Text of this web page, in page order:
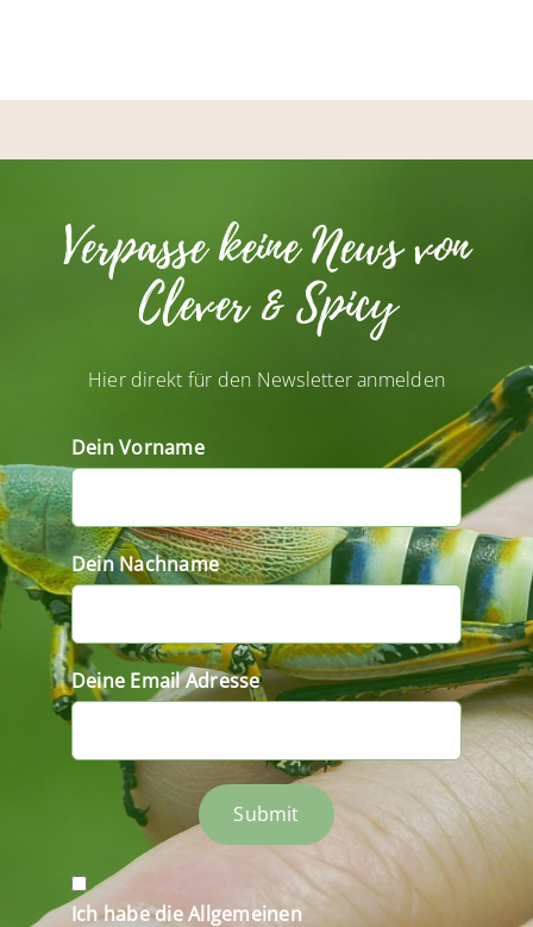
Verpasse keine News von
Clever & Spicy
Hier direkt für den Newsletter anmelden
Dein Vorname
Dein Nachname
Deine Email Adresse
Submit
Ich habe die Allgemeinen